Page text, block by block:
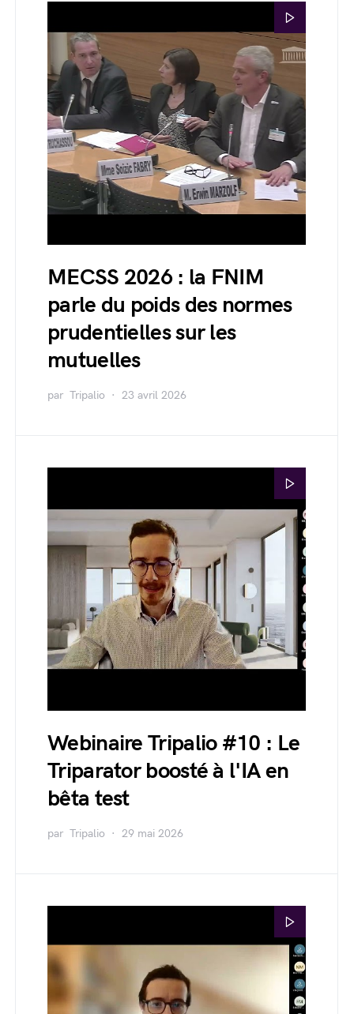
MECSS 2026 : la FNIM
parle du poids des normes
prudentielles sur les
mutuelles
par Tripalio 23 avril 2026
Webinaire Tripalio #10 : Le
Triparator boosté à l'IA en
bêta test
par Tripalio 29 mai 2026